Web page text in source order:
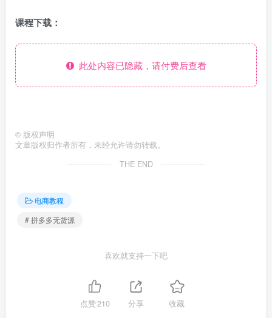
课程下载：
此处内容已隐藏，请付费后查看
© 版权声明
文章版权归作者所有，未经允许请勿转载。
THE END
电商教程
# 拼多多无货源
喜欢就支持一下吧
点赞210 分享 收藏